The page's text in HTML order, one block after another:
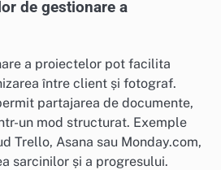
de gestionare a
a proiectelor pot facilita
între client și fotograf.
partajarea de documente,
un mod structurat. Exemple
Trello, Asana sau Monday.com,
sarcinilor și a progresului.